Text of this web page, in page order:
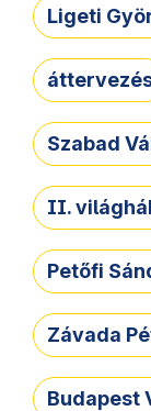
Ligeti
Szabad
II.
Petőfi
Závada
Budapest